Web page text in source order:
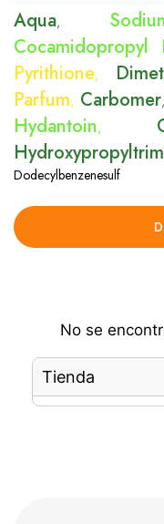
Aqua,
Cocamidopropyl
Pyrithione,
Parfum, Carbomer,
Hydantoin,
Dodecylbenzenesulf
No se
Tienda